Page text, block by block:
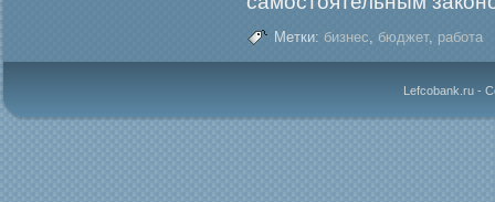
Метки: бизнес, бюджет, работа
Lefcobank.ru -